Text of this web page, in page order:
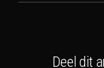
Deel dit